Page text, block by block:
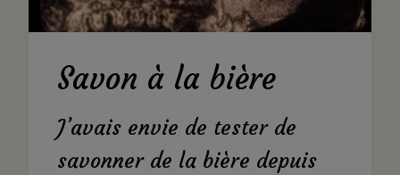
Savon à la bière
J’avais envie de tester de
savonner de la bière depuis